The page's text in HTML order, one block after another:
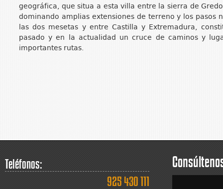
geográfica, que situa a esta villa entre la sierra de
dominando amplias extensiones de terreno y los pasos
las dos mesetas y entre Castilla y Extremadura,
pasado y en la actualidad un cruce de caminos y
importantes rutas.
Teléfonos:
925 430 111